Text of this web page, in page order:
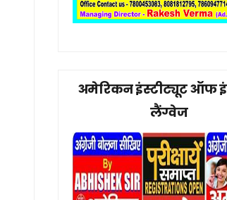
अमेरिकन इंस्टीट्यूट ऑफ
लैंग्वेज